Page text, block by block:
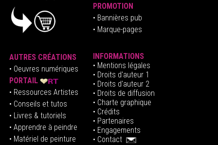
PROMOTION
• Bannières pub
• Marque-pages
AUTRES CRÉATIONS
• Oeuvres numériques
PORTAIL
• Ressources Artistes
• Conseils et tutos
• Livres & tutoriels
• Apprendre à peindre
• Matériel de peinture
INFORMATIONS
• Mentions légales
• Droits d'auteur1
• Droits d'auteur 2
• Droits de diffusion
• Charte graphique
• Crédits
• Partenaires
• Engagements
• Contact